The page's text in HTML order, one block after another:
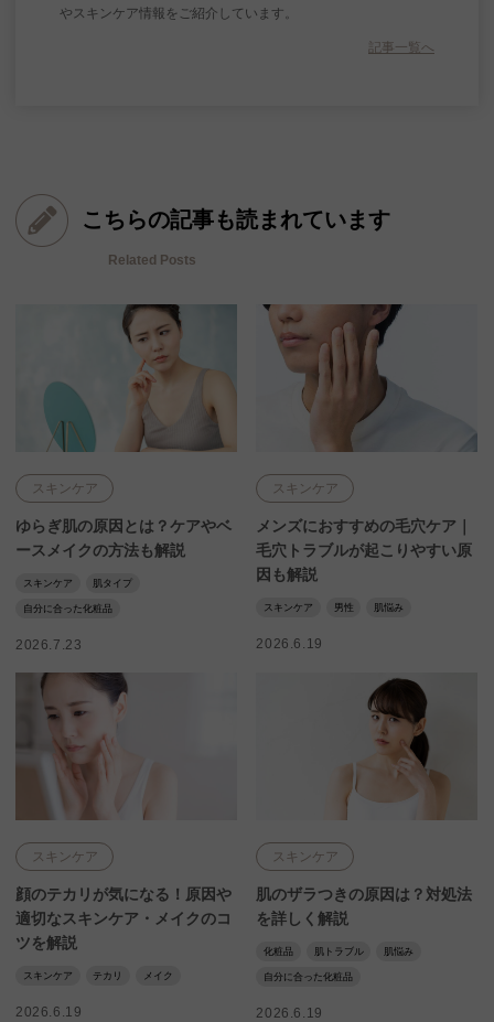
やスキンケア情報をご紹介しています。
記事一覧へ
こちらの記事も読まれています
Related Posts
スキンケア
ゆらぎ肌の原因とは？ケアやベ
ースメイクの方法も解説
スキンケア 肌タイプ
自分に合った化粧品
2026.7.23
スキンケア
メンズにおすすめの毛穴ケア｜
毛穴トラブルが起こりやすい原
因も解説
スキンケア 男性 肌悩み
2026.6.19
スキンケア
顔のテカリが気になる！原因や
適切なスキンケア・メイクのコ
ツを解説
スキンケア テカリ メイク
2026.6.19
スキンケア
肌のザラつきの原因は？対処法
を詳しく解説
化粧品 肌トラブル 肌悩み
自分に合った化粧品
2026.6.19